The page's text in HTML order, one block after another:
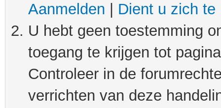
Aanmelden
Dient u zich te
U hebt geen toestemming
toegang te krijgen tot
Controleer in de
verrichten van deze